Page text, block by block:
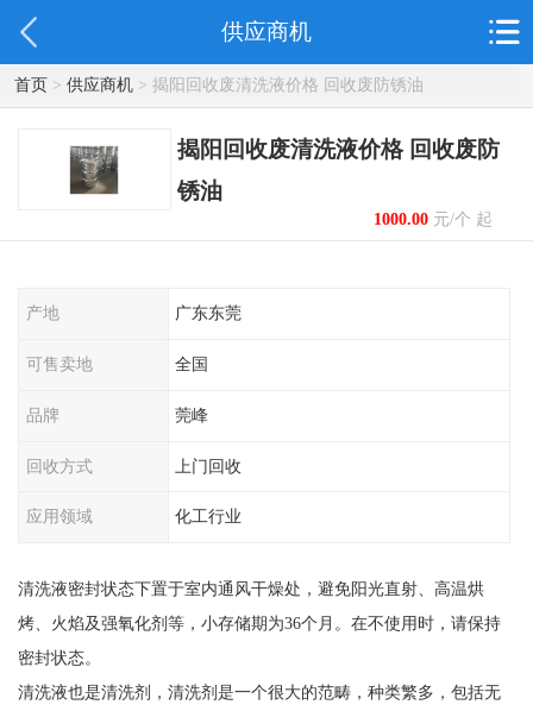
供应商机
首页> 供应商机> 揭阳回收废清洗液价格 回收废防锈油
揭阳回收废清洗液价格 回收废防
锈油
1000.00元/个 起
产地 广东东莞
可售卖地 全国
品牌 莞峰
回收方式 上门回收
应用领域 化工行业
清洗液密封状态下置于室内通风干燥处，避免阳光直射、高温烘
烤、火焰及强氧化剂等，小存储期为36个月。在不使用时，请保持
密封状态。
清洗液也是清洗剂，清洗剂是一个很大的范畴，种类繁多，包括无